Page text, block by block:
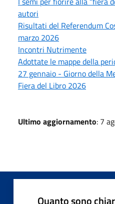
autori
Risultati del Referendum
marzo 2026
Incontri Nutrimente
Adottate le mappe della
27 gennaio - Giorno della
Fiera del Libro 2026
Ultimo aggiornamento: 7
Quanto sono